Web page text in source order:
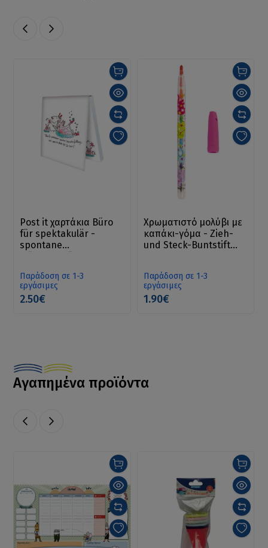
Post it χαρτάκια Büro
für spektakulär -
spontane
tun?
Παράδοση σε 1-3
εργάσιμες
2.50€
Χρωματιστό μολύβι με
καπάκι-γόμα - Zieh-
und Steck-Buntstift
Παράδοση σε 1-3
εργάσιμες
1.90€
Αγαπημένα προϊόντα